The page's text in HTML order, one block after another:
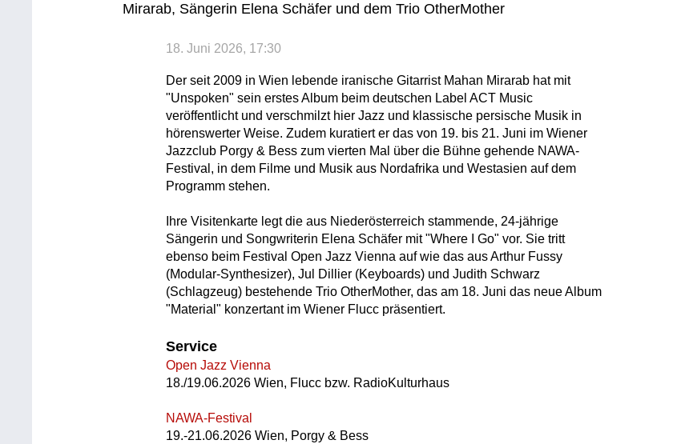
Mirarab, Sängerin Elena Schäfer und dem Trio OtherMother
18. Juni 2026, 17:30
Der seit 2009 in Wien lebende iranische Gitarrist Mahan Mirarab hat mit
"Unspoken" sein erstes Album beim deutschen Label ACT Music
veröffentlicht und verschmilzt hier Jazz und klassische persische Musik in
hörenswerter Weise. Zudem kuratiert er das von 19. bis 21. Juni im Wiener
Jazzclub Porgy & Bess zum vierten Mal über die Bühne gehende NAWA-
Festival, in dem Filme und Musik aus Nordafrika und Westasien auf dem
Programm stehen.
Ihre Visitenkarte legt die aus Niederösterreich stammende, 24-jährige
Sängerin und Songwriterin Elena Schäfer mit "Where I Go" vor. Sie tritt
ebenso beim Festival Open Jazz Vienna auf wie das aus Arthur Fussy
(Modular-Synthesizer), Jul Dillier (Keyboards) und Judith Schwarz
(Schlagzeug) bestehende Trio OtherMother, das am 18. Juni das neue Album
"Material" konzertant im Wiener Flucc präsentiert.
Service
Open Jazz Vienna
18./19.06.2026 Wien, Flucc bzw. RadioKulturhaus
NAWA-Festival
19.-21.06.2026 Wien, Porgy & Bess